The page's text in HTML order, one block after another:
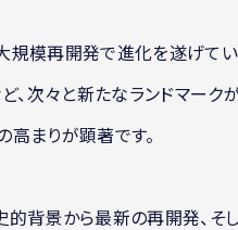
規模再開発で進化を遂げてい
ど、次々と新たなランドマー
まりが顕著です。
的背景から最新の再開発、